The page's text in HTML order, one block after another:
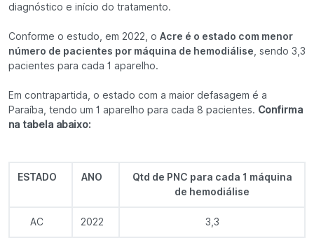
diagnóstico e início do tratamento.
Conforme o estudo, em 2022, o Acre é o estado com menor
número de pacientes por máquina de hemodiálise , sendo 3,3
pacientes para cada 1 aparelho.
Em contrapartida, o estado com a maior defasagem é a
Paraíba, tendo um 1 aparelho para cada 8 pacientes. Confirma
na tabela abaixo:
ESTADO ANO
Qtd de PNC para cada 1 máquina
de hemodiálise
AC 2022 3,3